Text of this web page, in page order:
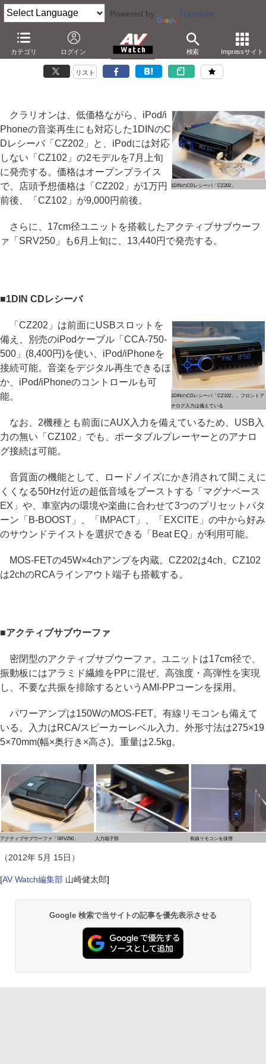
Powered by Translate
カテゴリ ログイン 検索 Impressサイト
クラリオン、実売約1万円のiPhone対応CDレシーバ
－別売ケーブル使用。17cm径のサブウーファも
リスト
1DINのCDレシーバ「CZ202」
クラリオンは、低価格ながら、iPod/i
Phoneの音楽再生にも対応した1DINのC
Dレシーバ「CZ202」と、iPodには対応
しない「CZ102」の2モデルを7月上旬
に発売する。価格はオープンプライス
で、店頭予想価格は「CZ202」が1万円
前後、「CZ102」が9,000円前後。
さらに、17cm径ユニットを搭載したアクティブサブウーフ
ァ「SRV250」も6月上旬に、13,440円で発売する。
■1DIN CDレシーバ
1DINのCDレシーバ「CZ102」。フロントア
ナログ入力は備えている
「CZ202」は前面にUSBスロットを
備え、別売のiPodケーブル「CCA-750-
500」(8,400円)を使い、iPod/iPhoneを
接続可能。音楽をデジタル再生できるほ
か、iPod/iPhoneのコントロールも可
能。
なお、2機種とも前面にAUX入力を備えているため、USB入
力の無い「CZ102」でも、ポータブルプレーヤーとのアナロ
グ接続は可能。
音質面の機能として、ロードノイズにかき消されて聞こえに
くくなる50Hz付近の超低音域をブーストする「マグナベース
EX」や、車室内の環境や楽曲に合わせて3つのプリセットパタ
ーン「B-BOOST」、「IMPACT」、「EXCITE」の中から好み
のサウンドテイストを選択できる「Beat EQ」が利用可能。
MOS-FETの45W×4chアンプを内蔵。CZ202は4ch、CZ102
は2chのRCAラインアウト端子も搭載する。
■アクティブサブウーファ
密閉型のアクティブサブウーファ。ユニットは17cm径で、
振動板にはアラミド繊維をPPに混ぜ、高強度・高弾性を実現
し、不要な共振を排除するというAMI-PPコーンを採用。
パワーアンプは150WのMOS-FET。有線リモコンも備えて
いる。入力はRCA/スピーカーレベル入力。外形寸法は275×19
5×70mm(幅×奥行き×高さ)。重量は2.5kg。
アクティブサブウーファ「SRV250」 入力端子部 有線リモコンを採用
（2012年 5月 15日）
[AV Watch編集部 山崎健太郎]
Google 検索で当サイトの記事を優先表示させる